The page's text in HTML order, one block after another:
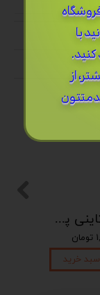
پیکوپن (تاینی پن) 6 نت برند دلکو
خرید
با
از